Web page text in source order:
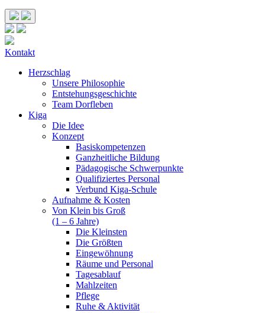
Kontakt
Herzschlag
Unsere Philosophie
Entstehungsgeschichte
Team Dorfleben
Kiga
Die Idee
Konzept
Basiskompetenzen
Ganzheitliche Bildung
Pädagogische Schwerpunkte
Qualifiziertes Personal
Verbund Kiga-Schule
Aufnahme & Kosten
Von Klein bis Groß
(1 – 6 Jahre)
Die Kleinsten
Die Größten
Eingewöhnung
Räume und Personal
Tagesablauf
Mahlzeiten
Pflege
Ruhe & Aktivität